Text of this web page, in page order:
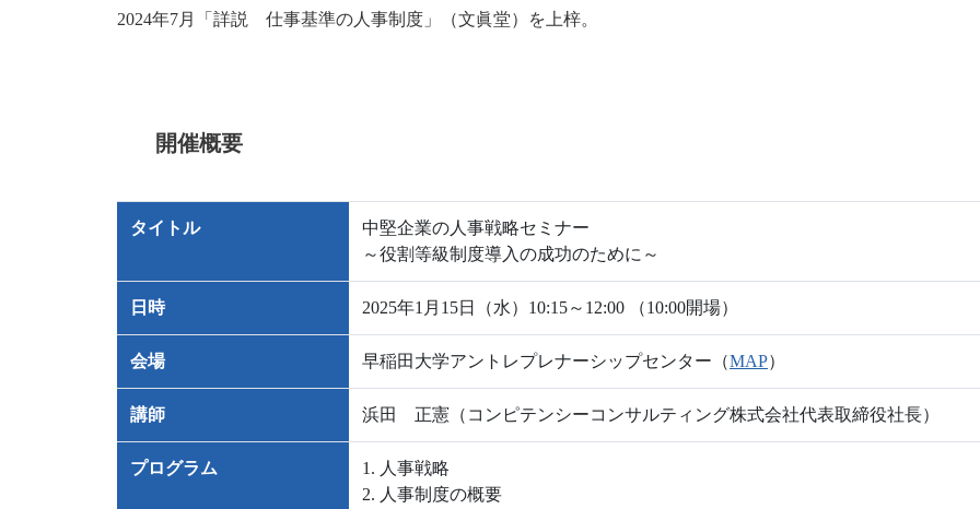
2024年7月「詳説 仕事基準の人事制度」（文眞堂）を上梓。
開催概要
タイトル
中堅企業の人事戦略セミナー
～役割等級制度導入の成功のために～
日時 2025年1月15日（水）10:15～12:00 （10:00開場）
会場 早稲田大学アントレプレナーシップセンター（MAP）
講師 浜田 正憲（コンピテンシーコンサルティング株式会社代表取締役社長）
プログラム
1. 人事戦略
2. 人事制度の概要